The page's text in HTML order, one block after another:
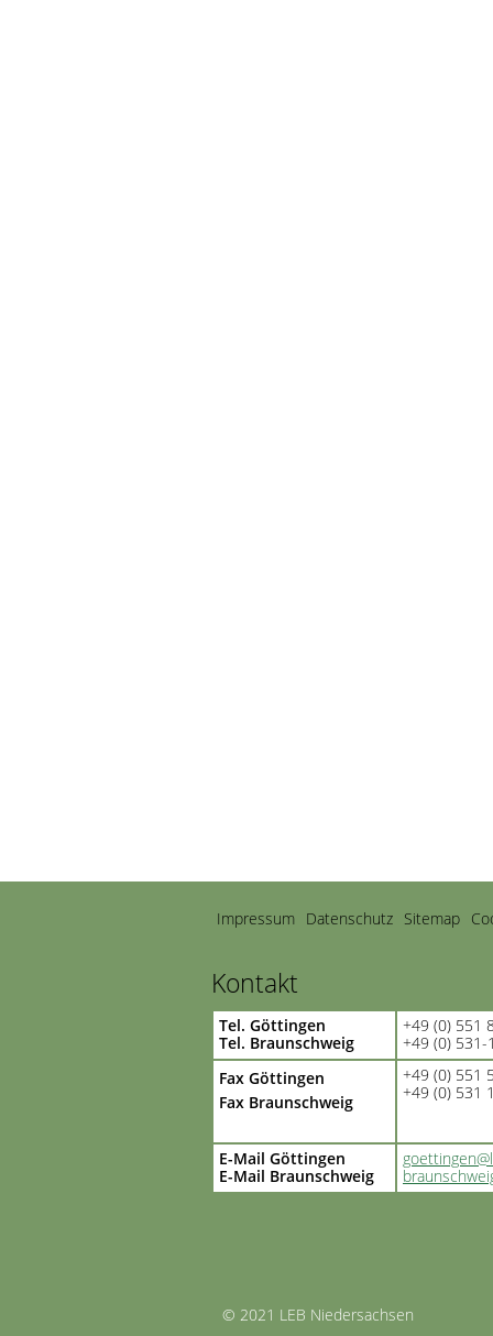
Navigation
überspringen
Impressum Datenschutz Sitemap
Kontakt
Tel. Göttingen
Tel. Braunschweig
+49 (0) 551
+49 (0)
Fax Göttingen
Fax Braunschweig
+49 (0) 551
+49 (0) 531
E-Mail Göttingen
E-Mail Braunschweig
© 2021 LEB Niedersachsen